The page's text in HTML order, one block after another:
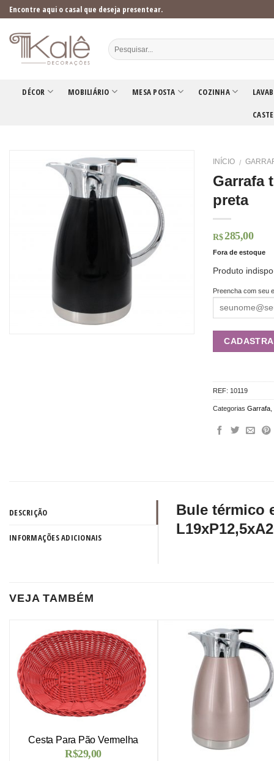
Skip
to
content
Encontre aqui o casal que deseja presentear.
DÉCOR MOBILIÁRIO MESA POSTA COZINHA
INÍCIO /
Garrafa
preta
R$ 285,00
Fora de estoque
Produto
Preencha com seu
REF: 10119
CategoriasGarrafa
DESCRIÇÃO
INFORMAÇÕES ADICIONAIS
Bule térmico
VEJA TAMBÉM
Cesta Para Pão Vermelha
R$29,00